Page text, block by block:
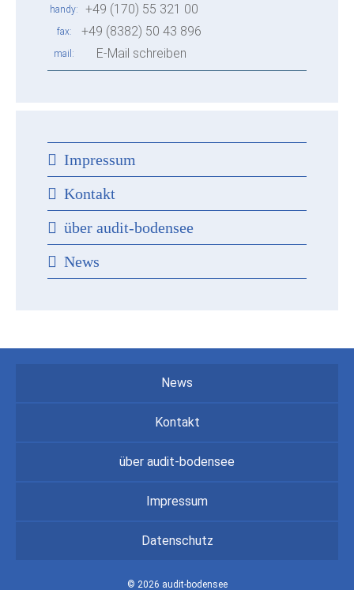
handy +49 (170) 55 321 00
fax +49 (8382) 50 43 896
mail E-Mail schreiben
Impressum
Kontakt
über audit-bodensee
News
News
Kontakt
über audit-bodensee
Impressum
Datenschutz
© 2026 audit-bodensee